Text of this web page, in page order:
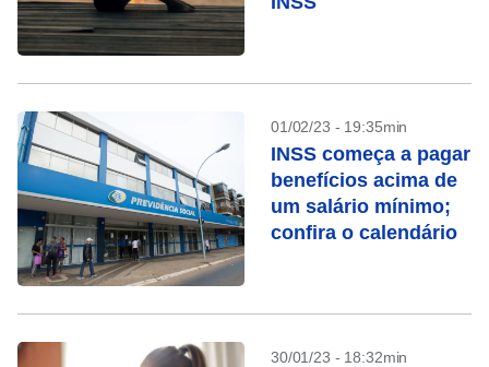
01/02/23 - 19:35min
INSS começa a pagar
benefícios acima de
um salário mínimo;
confira o calendário
30/01/23 - 18:32min